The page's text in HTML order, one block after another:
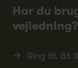
Har du
vejledning?
Ring tlf. 86